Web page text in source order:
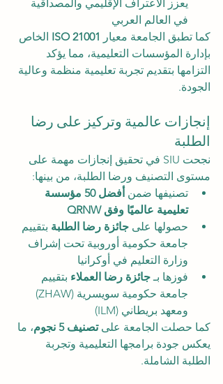
يعزز الاعتراف الإقليمي والمصداقية
في العالم العربي
كما تطبق الجامعة معيار ISO 21001 الخاص
بإدارة المؤسسات التعليمية، مما يؤكد
التزامها بتقديم تجربة تعليمية منظمة وعالية
الجودة.
إنجازات عالمية وتركيز على رضا
الطلبة
نجحت SIU في تحقيق إنجازات مهمة على
مستوى التصنيف ورضا الطلبة، من بينها:
تصنيفها ضمن
أفضل 50 مؤسسة
تعليمية عالميًا وفق QRNW
حصولها على جائزة رضا الطلبة بتقييم
جامعة حكومية أوروبية تحت إشراف
وزارة التعليم في أوكرانيا
فوزها بـ جائزة رضا العملاء بتقييم
جامعة حكومية سويسرية (ZHAW)
ومعهد بريطاني (ILM)
كما حصلت الجامعة على تصنيف 5 نجوم
، ما
يعكس جودة برامجها التعليمية وتجربة
الطلبة الشاملة.